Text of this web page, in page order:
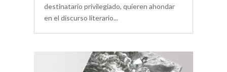
destinatario privilegiado, quieren ahondar
en el discurso literario...